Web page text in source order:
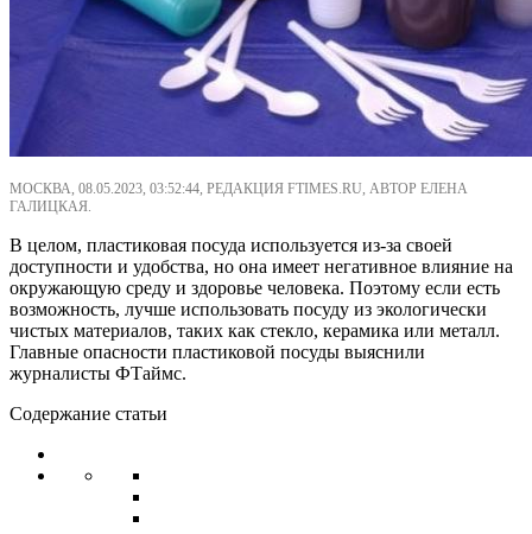
МОСКВА, 08.05.2023, 03:52:44, РЕДАКЦИЯ FTIMES.RU, АВТОР ЕЛЕНА
ГАЛИЦКАЯ.
В целом, пластиковая посуда используется из-за своей
доступности и удобства, но она имеет негативное влияние на
окружающую среду и здоровье человека. Поэтому если есть
возможность, лучше использовать посуду из экологически
чистых материалов, таких как стекло, керамика или металл.
Главные опасности пластиковой посуды выяснили
журналисты ФТаймс.
Содержание статьи